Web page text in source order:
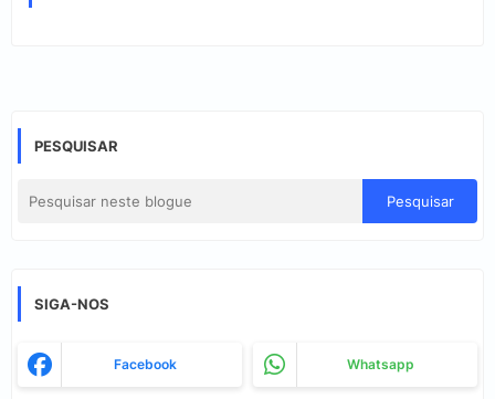
PESQUISAR
SIGA-NOS
Facebook Whatsapp